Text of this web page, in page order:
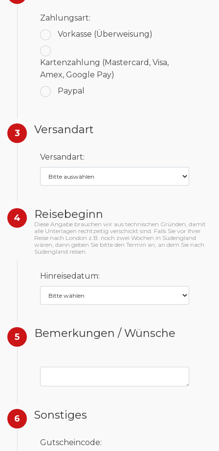
Zahlungsart:
Vorkasse (Überweisung)
Kartenzahlung (Mastercard, Visa,
Amex, Google Pay)
Paypal
3 Versandart
Versandart:
4 Reisebeginn
Diese Angabe brauchen wir aus technischen Gründen, damit
alle Unterlagen rechtzeitig verschickt sind. Falls Sie vor Ihrer
Reise nach London z.B. noch zwei Wochen in Südengland
wären, dann geben Sie bitte den Termin an, an dem Sie nach
Südengland reisen.
Hinreisedatum:
5 Bemerkungen / Wünsche
6 Sonstiges
Gutscheincode: